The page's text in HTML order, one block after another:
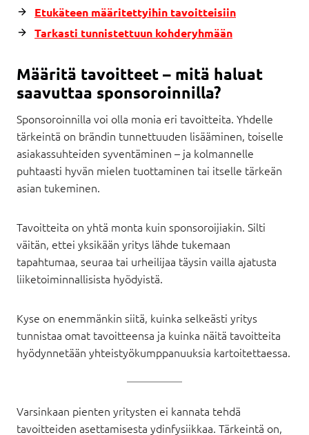
Etukäteen määritettyihin tavoitteisiin
Tarkasti tunnistettuun kohderyhmään
Määritä tavoitteet – mitä haluat
saavuttaa sponsoroinnilla?
Sponsoroinnilla voi olla monia eri tavoitteita. Yhdelle
tärkeintä on brändin tunnettuuden lisääminen, toiselle
asiakassuhteiden syventäminen – ja kolmannelle
puhtaasti hyvän mielen tuottaminen tai itselle tärkeän
asian tukeminen.
Tavoitteita on yhtä monta kuin sponsoroijiakin. Silti
väitän, ettei yksikään yritys lähde tukemaan
tapahtumaa, seuraa tai urheilijaa täysin vailla ajatusta
liiketoiminnallisista hyödyistä.
Kyse on enemmänkin siitä, kuinka selkeästi yritys
tunnistaa omat tavoitteensa ja kuinka näitä tavoitteita
hyödynnetään yhteistyökumppanuuksia kartoitettaessa.
Varsinkaan pienten yritysten ei kannata tehdä
tavoitteiden asettamisesta ydinfysiikkaa. Tärkeintä on,